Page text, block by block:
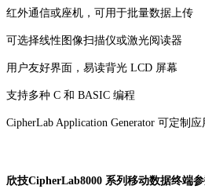
红外通信或座机，可用于批量数据上传
可选择线性图像扫描仪或激光阅读器
用户友好界面，易读背光 LCD 屏幕
支持多种 C 和 BASIC 编程
CipherLab Application Generator 可定制
欣技CipherLab8000 系列移动数据终端